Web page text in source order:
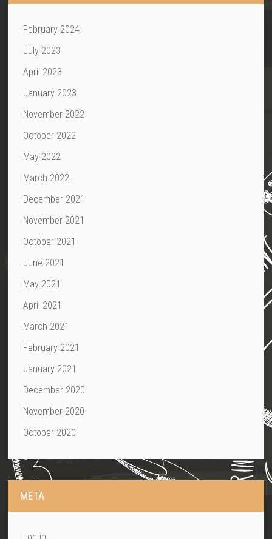
February 2024
July 2023
April 2023
January 2023
November 2022
October 2022
May 2022
March 2022
December 2021
November 2021
October 2021
June 2021
May 2021
April 2021
March 2021
February 2021
January 2021
December 2020
November 2020
October 2020
META
Log in